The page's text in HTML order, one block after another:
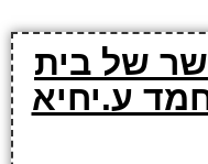
של בית
ע.יחיא